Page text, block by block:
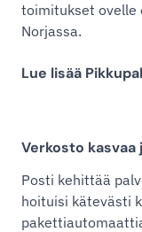
toimitukset ovelle
Norjassa.
Lue lisää
Verkosto
Posti kehittää
hoituisi kätevästi